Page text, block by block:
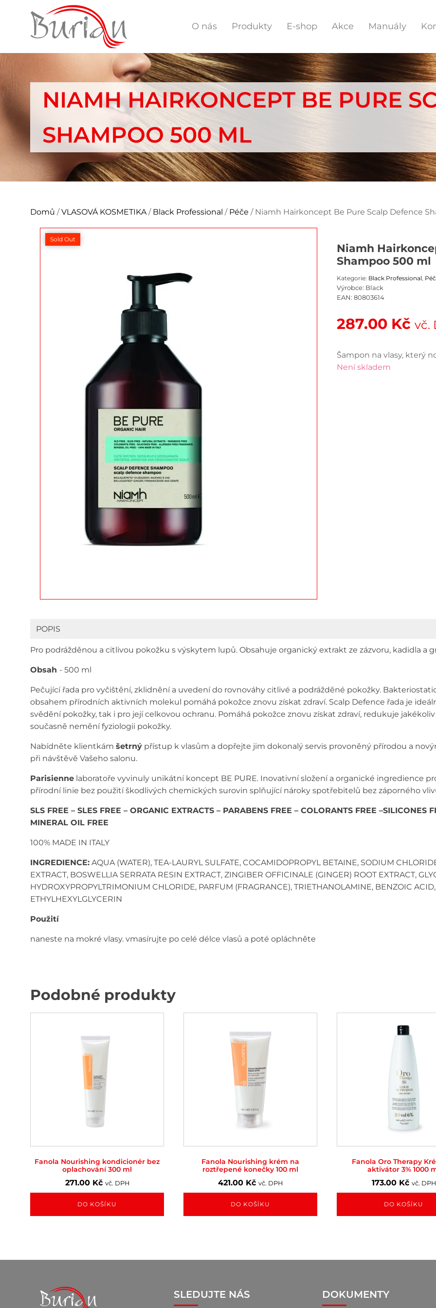
O nás Produkty E-shop Akce Manuály
NIAMH HAIRKONCEPT BE PURE
SHAMPOO 500 ML
Domů /VLASOVÁ KOSMETIKA / Black Professional / Péče / Niamh Hairkoncept Be Pure Scalp Defence
Sold Out
Niamh
Shampoo 500 ml
Kategorie: Black Professional
Výrobce: Black
EAN: 80803614
287.00 Kč vč.
Šampon na vlasy, který
Není skladem
POPIS
Pro podrážděnou a citlivou pokožku s výskytem lupů. Obsahuje organický extrakt ze zázvoru, kadidla a
Obsah - 500 ml
Pečující řada pro vyčištění, zklidnění a uvedení do rovnováhy citlivé a podrážděné pokožky.
obsahem přírodních aktivních molekul pomáhá pokožce znovu získat zdraví. Scalp Defence řada je
svědění pokožky, tak i pro její celkovou ochranu. Pomáhá pokožce znovu získat zdraví, redukuje
současně nemění fyziologii pokožky.
Nabídněte klientkám šetrný přístup k vlasům a dopřejte jim dokonalý servis provoněný přírodou a
při návštěvě Vašeho salonu.
Parisienne laboratoře vyvinuly unikátní koncept BE PURE. Inovativní složení a organické ingredience
přírodní linie bez použití škodlivých chemických surovin splňující nároky spotřebitelů bez záporného
SLS FREE – SLES FREE – ORGANIC EXTRACTS – PARABENS FREE – COLORANTS FREE –SILICONES
MINERAL OIL FREE
100% MADE IN ITALY
INGREDIENCE: AQUA (WATER), TEA-LAURYL SULFATE, COCAMIDOPROPYL BETAINE, SODIUM
EXTRACT, BOSWELLIA SERRATA RESIN EXTRACT, ZINGIBER OFFICINALE (GINGER) ROOT EXTRACT,
HYDROXYPROPYLTRIMONIUM CHLORIDE, PARFUM (FRAGRANCE), TRIETHANOLAMINE, BENZOIC
ETHYLHEXYLGLYCERIN
Použití
naneste na mokré vlasy. vmasírujte po celé délce vlasů a poté opláchněte
Podobné produkty
Fanola Nourishing kondicionér bez
oplachování 300 ml
271.00 Kč vč. DPH
DO KOŠÍKU
Fanola Nourishing krém na
roztřepené konečky 100 ml
421.00 Kč vč. DPH
DO KOŠÍKU
Fanola Oro Therapy
aktivátor 3% 1000
173.00 Kč vč. DPH
DO KOŠÍKU
SLEDUJTE NÁS DOKUMENTY